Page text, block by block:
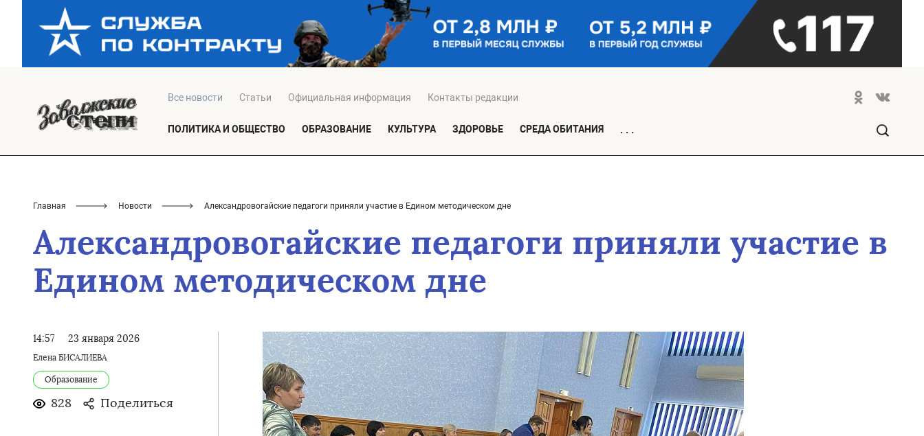
Все новости Статьи Официальная информация Контакты редакции
ПОЛИТИКА И ОБЩЕСТВО ОБРАЗОВАНИЕ КУЛЬТУРА ЗДОРОВЬЕ СРЕДА ОБИТАНИЯ . . .
Главная Новости Александровогайские педагоги приняли участие в Едином методическом дне
Александровогайские педагоги приняли участие в
Едином методическом дне
14:57 23 января 2026
Елена БИСАЛИЕВА
Образование
828 Поделиться